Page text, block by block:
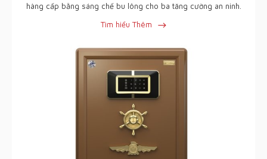
hàng cấp bằng sáng chế bu lông cho ba tăng cường an ninh.
Tìm hiểu Thêm